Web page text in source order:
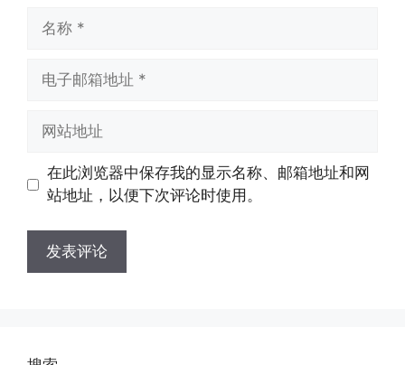
址
址
在此浏览器中保存我的显示名称、邮箱地址和网
站地址，以便下次评论时使用。